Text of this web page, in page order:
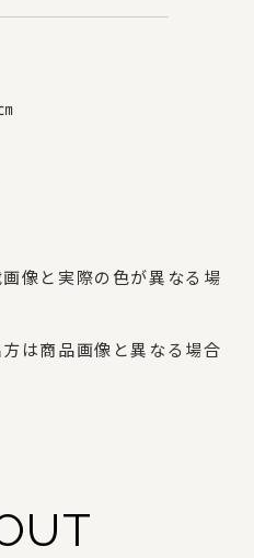
像と実際の色が異なる場
は商品画像と異なる場合